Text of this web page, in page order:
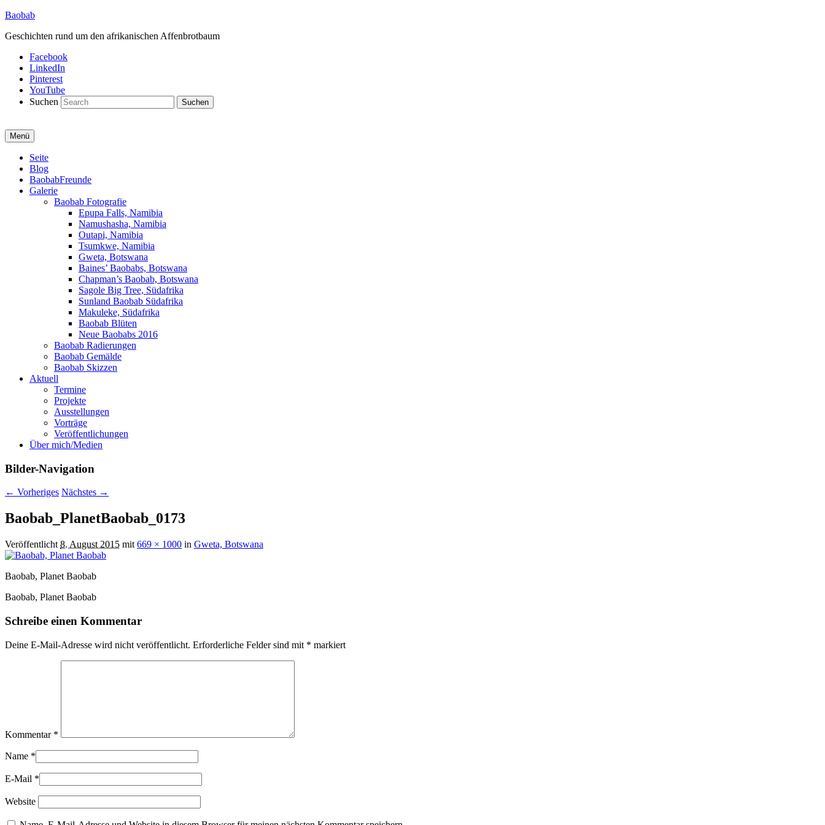
Baobab
Geschichten rund um den afrikanischen Affenbrotbaum
Facebook
LinkedIn
Pinterest
YouTube
Suchen
Menü
Primäres
Menü
Seite
Blog
BaobabFreunde
Galerie
Baobab Fotografie
Epupa Falls, Namibia
Namushasha, Namibia
Outapi, Namibia
Tsumkwe, Namibia
Gweta, Botswana
Baines’ Baobabs, Botswana
Chapman’s Baobab, Botswana
Sagole Big Tree, Südafrika
Sunland Baobab Südafrika
Makuleke, Südafrika
Baobab Blüten
Neue Baobabs 2016
Baobab Radierungen
Baobab Gemälde
Baobab Skizzen
Aktuell
Termine
Projekte
Ausstellungen
Vorträge
Veröffentlichungen
Über mich/Medien
Bilder-Navigation
← Vorheriges Nächstes →
Baobab_PlanetBaobab_0173
Veröffentlicht 8. August 2015 mit 669 × 1000 in Gweta, Botswana
Baobab, Planet Baobab
Baobab, Planet Baobab
Schreibe einen Kommentar
Deine E-Mail-Adresse wird nicht veröffentlicht. Erforderliche Felder sind mit * markiert
Kommentar *
Name *
E-Mail *
Website